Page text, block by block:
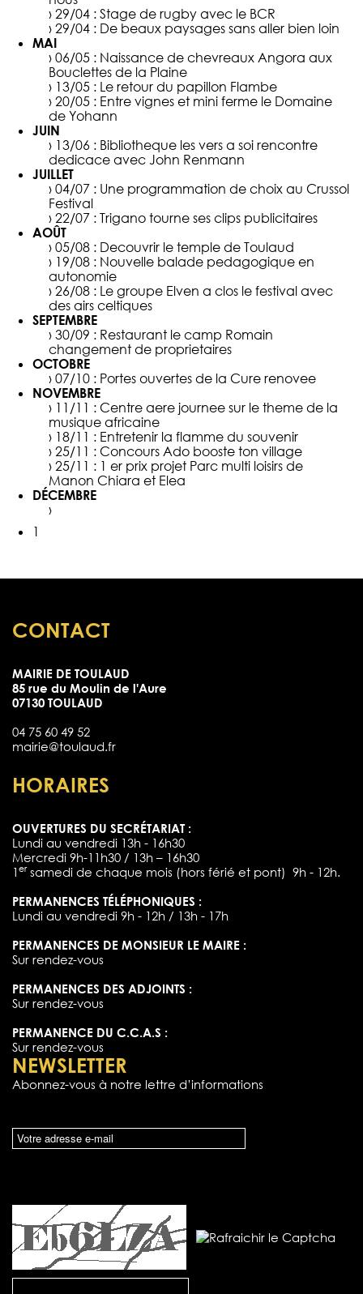
› 29/04 : Stage de rugby avec le BCR
› 29/04 : De beaux paysages sans aller bien loin
MAI
› 06/05 : Naissance de chevreaux Angora aux
Bouclettes de la Plaine
› 13/05 : Le retour du papillon Flambe
› 20/05 : Entre vignes et mini ferme le Domaine
de Yohann
JUIN
› 13/06 : Bibliotheque les vers a soi rencontre
dedicace avec John Renmann
JUILLET
› 04/07 : Une programmation de choix au Crussol
Festival
› 22/07 : Trigano tourne ses clips publicitaires
AOÛT
› 05/08 : Decouvrir le temple de Toulaud
› 19/08 : Nouvelle balade pedagogique en
autonomie
› 26/08 : Le groupe Elven a clos le festival avec
des airs celtiques
SEPTEMBRE
› 30/09 : Restaurant le camp Romain
changement de proprietaires
OCTOBRE
› 07/10 : Portes ouvertes de la Cure renovee
NOVEMBRE
› 11/11 : Centre aere journee sur le theme de la
musique africaine
› 18/11 : Entretenir la flamme du souvenir
› 25/11 : Concours Ado booste ton village
› 25/11 : 1 er prix projet Parc multi loisirs de
Manon Chiara et Elea
DÉCEMBRE
›
1
CONTACT
MAIRIE DE TOULAUD
85 rue du Moulin de l'Aure
07130 TOULAUD
04 75 60 49 52
mairie@toulaud.fr
HORAIRES
OUVERTURES DU SECRÉTARIAT :
Lundi au vendredi 13h - 16h30
Mercredi 9h-11h30 / 13h – 16h30
1 ersamedi de chaque mois (hors férié et pont) 9h - 12h.
PERMANENCES TÉLÉPHONIQUES :
Lundi au vendredi 9h - 12h / 13h - 17h
PERMANENCES DE MONSIEUR LE MAIRE :
Sur rendez-vous
PERMANENCES DES ADJOINTS :
Sur rendez-vous
PERMANENCE DU C.C.A.S :
Sur rendez-vous
NEWSLETTER
Abonnez-vous à notre lettre d’informations